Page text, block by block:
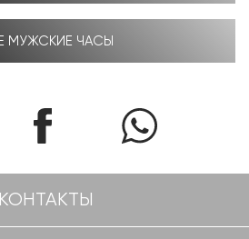
МУЖСКИЕ ЧАСЫ
КОНТАКТЫ